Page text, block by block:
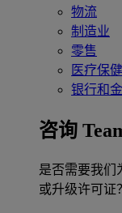
物流
制造业
零售
医疗保健
银行和
咨询
是否需要我们
或升级许可证？